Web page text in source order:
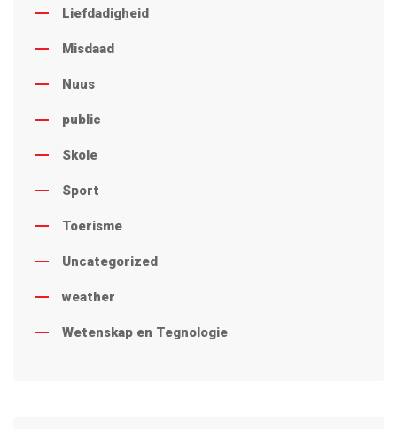
Liefdadigheid
Misdaad
Nuus
public
Skole
Sport
Toerisme
Uncategorized
weather
Wetenskap en Tegnologie